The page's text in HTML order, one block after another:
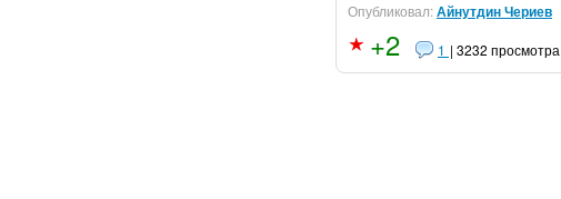
Опубликовал:Айнутдин Чериев
+2 1 | 3232 просмотра